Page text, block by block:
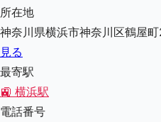
所在地
神奈川県横浜市神奈川区鶴屋
見る
最寄駅
🚉 横浜駅
電話番号